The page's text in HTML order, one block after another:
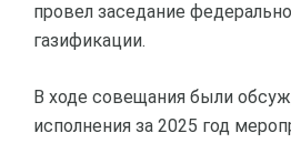
провел заседание
газификации.
В ходе совещания были
исполнения за 2025 год